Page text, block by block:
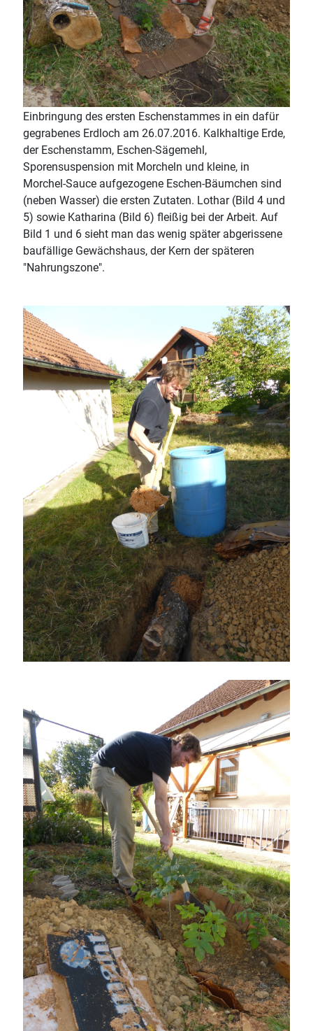
Einbringung des ersten Eschenstammes in ein dafür
gegrabenes Erdloch am 26.07.2016. Kalkhaltige Erde,
der Eschenstamm, Eschen-Sägemehl,
Sporensuspension mit Morcheln und kleine, in
Morchel-Sauce aufgezogene Eschen-Bäumchen sind
(neben Wasser) die ersten Zutaten. Lothar (Bild 4 und
5) sowie Katharina (Bild 6) fleißig bei der Arbeit. Auf
Bild 1 und 6 sieht man das wenig später abgerissene
baufällige Gewächshaus, der Kern der späteren
"Nahrungszone".